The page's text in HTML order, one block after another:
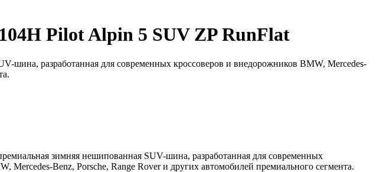
Pilot Alpin 5 SUV ZP RunFlat
шина, разработанная для современных кроссоверов и внедорожников BMW, Mercedes-
зимняя нешипованная SUV-шина, разработанная для современных
Mercedes-Benz, Porsche, Range Rover и других автомобилей премиального сегмента.